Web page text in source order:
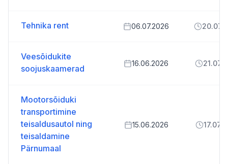
Tehnika rent 06.07.2026
Veesõidukite
soojuskaamerad
16.06.2026
Mootorsõiduki
transportimine
teisaldusautol ning
teisaldamine
Pärnumaal
15.06.2026